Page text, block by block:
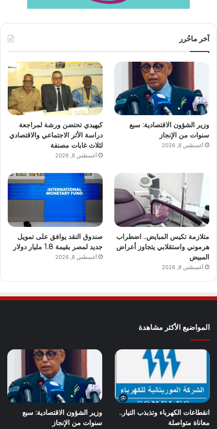
آخر ماحُرر
وزير الشؤون الاقتصادية: سبع
سنوات من الإنجاز
أغسطس 8, 2026
كيهيدي تحتضن ورشة لمراجعة
دراسة الأثر الاجتماعي والاقتصادي
لثلاث غابات مصنفة
أغسطس 8, 2026
متلازمة تكيس المبايض.. اضطراب
هرموني واستقلابي يتجاوز أعراض
المبيض
أغسطس 8, 2026
صندوق النقد يوافق على تمويل
جديد لمصر بقيمة 1.8 مليار دولار
أغسطس 8, 2026
المواضيع الأكثر مشاهدة
انقطاعات الكهرباء وتذبذب التيار..
معاناة متواصلة
وزير الشؤون الاقتصادية: سبع
سنوات من الإنجاز